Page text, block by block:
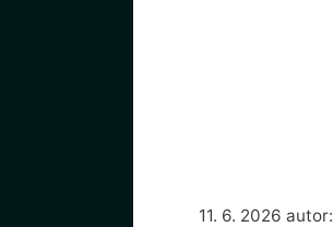
11. 6. 2026 autor: